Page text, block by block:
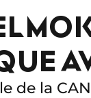
de la